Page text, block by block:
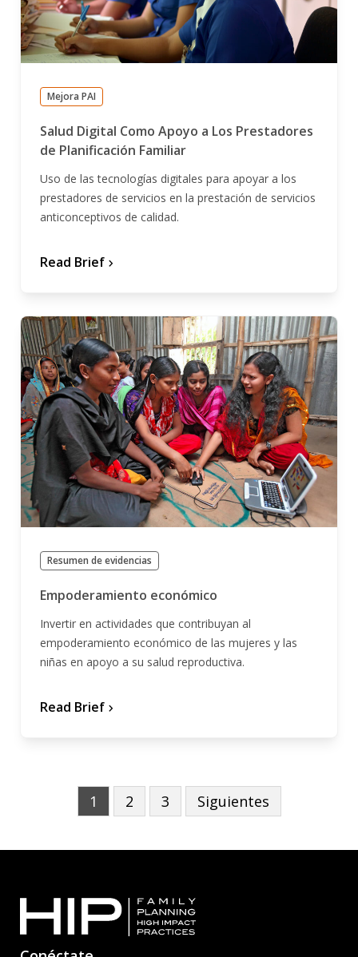
Mejora PAI
Salud Digital Como Apoyo a Los Prestadores
de Planificación Familiar
Uso de las tecnologías digitales para apoyar a los
prestadores de servicios en la prestación de servicios
anticonceptivos de calidad.
Read Brief chevron_forward
Resumen de evidencias
Empoderamiento económico
Invertir en actividades que contribuyan al
empoderamiento económico de las mujeres y las
niñas en apoyo a su salud reproductiva.
Read Brief chevron_forward
g
n
a
1 2 3 Siguientes